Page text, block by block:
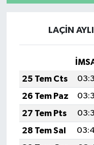
LAÇİN
25 Tem Cts
26 Tem Paz
27 Tem Pts
28 Tem Sal